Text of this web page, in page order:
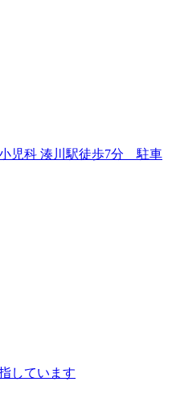
科 湊川駅徒歩7分 駐車
しています